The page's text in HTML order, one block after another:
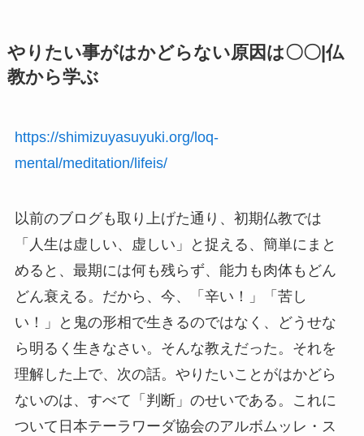
やりたい事がはかどらない原因は〇〇|仏
教から学ぶ
https://shimizuyasuyuki.org/loq-
mental/meditation/lifeis/
以前のブログも取り上げた通り、初期仏教では
「人生は虚しい、虚しい」と捉える、簡単にまと
めると、最期には何も残らず、能力も肉体もどん
どん衰える。だから、今、「辛い！」「苦し
い！」と鬼の形相で生きるのではなく、どうせな
ら明るく生きなさい。そんな教えだった。それを
理解した上で、次の話。やりたいことがはかどら
ないのは、すべて「判断」のせいである。これに
ついて日本テーラワーダ協会のアルボムッレ・ス